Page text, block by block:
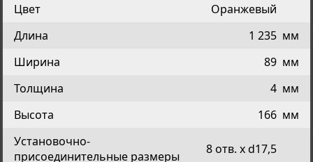
Цвет
Оранжевый
Длина
1 235 мм
Ширина
89 мм
Толщина
4 мм
Высота
166 мм
Установочно-
присоединительные размеры
8 отв. х d17,5